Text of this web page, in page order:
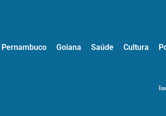
Pernambuco Goiana Saúde Cultura